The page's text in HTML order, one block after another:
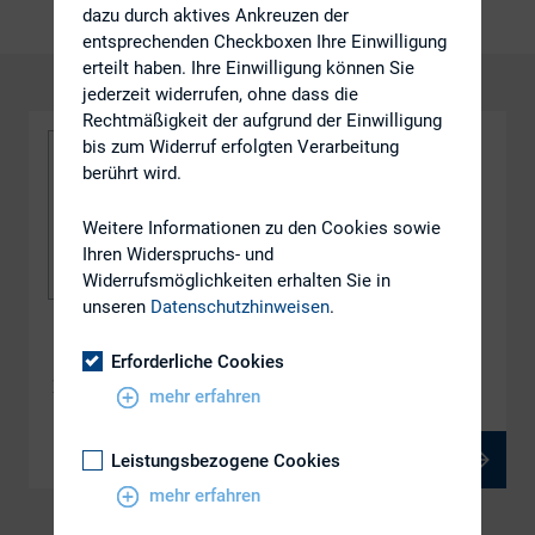
DOWNLOAD
Protokoll Mitgliederversammlung Herbst 2013
dazu durch aktives Ankreuzen der
entsprechenden Checkboxen Ihre Einwilligung
erteilt haben. Ihre Einwilligung können Sie
jederzeit widerrufen, ohne dass die
Rechtmäßigkeit der aufgrund der Einwilligung
bis zum Widerruf erfolgten Verarbeitung
berührt wird.
Weitere Informationen zu den Cookies sowie
Ihren Widerspruchs- und
Widerrufsmöglichkeiten erhalten Sie in
unseren Datenschutzhinweisen.
Erforderliche Cookies
mehr erfahren
Leistungsbezogene Cookies
mehr erfahren